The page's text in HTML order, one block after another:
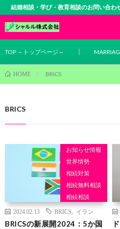
結婚相談・学び・教育相談のお問い合わせ
TOP ～トップページ～
HOME BRICS
BRICS
お知らせ情報
世界情勢
相続対策
相続無料相談
相続相談
2024.02.13 BRICS イラン
BRICSの新展開2024：5か国